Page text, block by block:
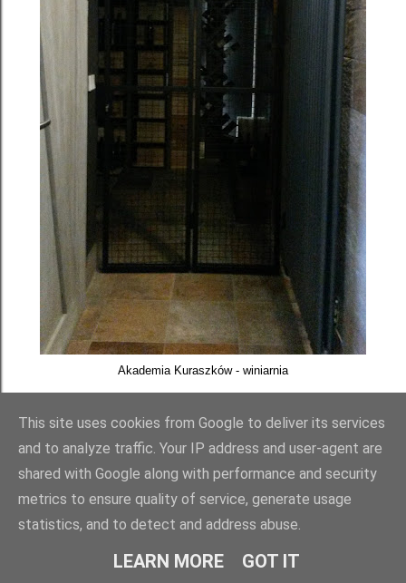
Akademia Kuraszków - winiarnia
This site uses cookies from Google to deliver its services
and to analyze traffic. Your IP address and user-agent are
shared with Google along with performance and security
metrics to ensure quality of service, generate usage
statistics, and to detect and address abuse.
LEARN MORE GOT IT